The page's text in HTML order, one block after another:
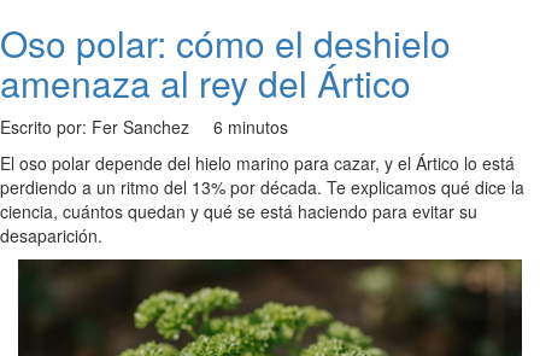
Oso polar: cómo el deshielo
amenaza al rey del Ártico
Escrito por: Fer Sanchez 6 minutos
El oso polar depende del hielo marino para cazar, y el Ártico lo está
perdiendo a un ritmo del 13% por década. Te explicamos qué dice la
ciencia, cuántos quedan y qué se está haciendo para evitar su
desaparición.